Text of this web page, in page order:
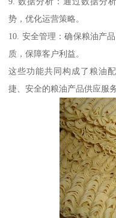
势，优化运营策略。
10. 安全管理：确保粮油产
质，保障客户利益。
这些功能共同构成了粮油
捷、安全的粮油产品供应服务